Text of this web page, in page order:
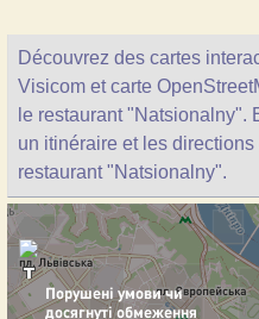
Découvrez des cartes
Visicom et carte
le restaurant "Natsionalny".
un itinéraire et les
restaurant "Natsionalny".